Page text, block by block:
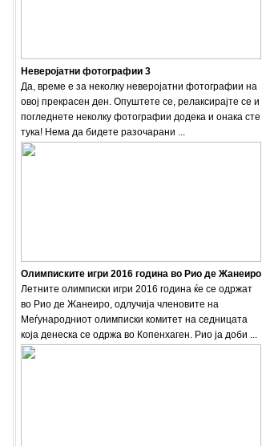
Неверојатни фотографии 3
Да, време е за неколку неверојатни фотографии на
овој прекрасен ден. Опуштете се, релаксирајте се и
погледнете неколку фотографии додека и онака сте
тука! Нема да бидете разочарани ...
Олимписките игри 2016 година во Рио де Жанеиро
Летните олимписки игри 2016 година ќе се одржат
во Рио де Жанеиро, одлучија членовите на
Меѓународниот олимписки комитет на седницата
која денеска се одржа во Копенхаген. Рио ја доби ...